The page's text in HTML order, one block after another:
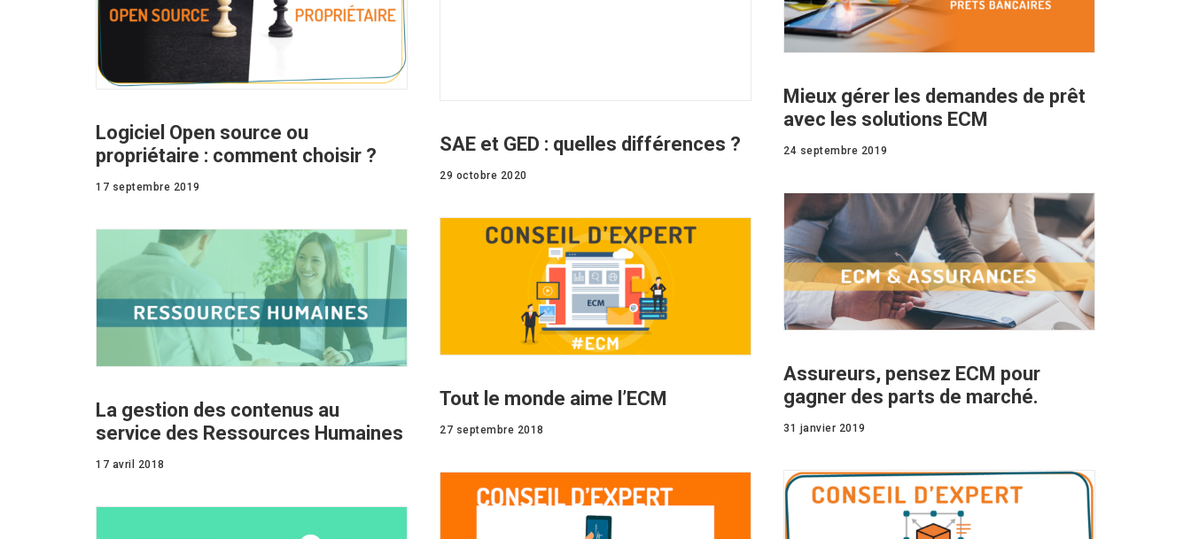
SAE et GED : quelles différences ?
29 octobre 2020
Mieux gérer les demandes de prêt
avec les solutions ECM
24 septembre 2019
Logiciel Open source ou
propriétaire : comment choisir ?
17 septembre 2019
Assureurs, pensez ECM pour
gagner des parts de marché.
31 janvier 2019
Tout le monde aime l’ECM
27 septembre 2018
La gestion des contenus au
service des Ressources Humaines
17 avril 2018